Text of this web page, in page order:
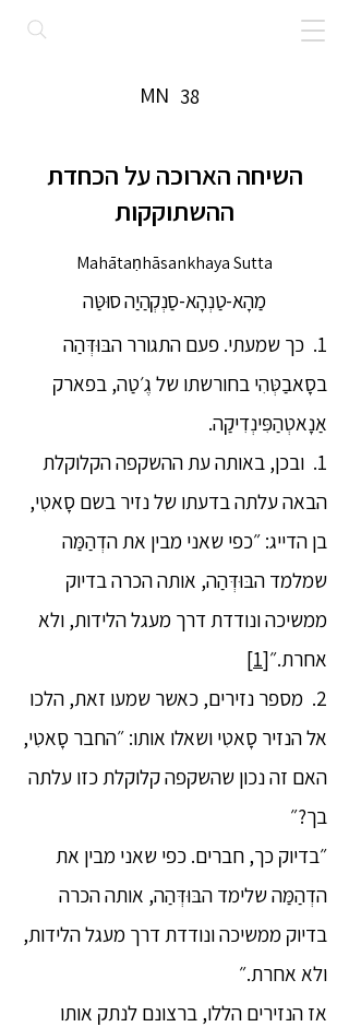
38
MN
השיחה הארוכה על הכחדת
ההשתוקקות
Mahātaṇhāsankhaya Sutta
מַהָא-טַנְהָא-סַנְקְהַיַה סוּטַּה
1. כך שמעתי. פעם התגורר הבּוּדְּהַה
בסָאבַטְּהִי בחורשתו של גֶ׳טַה, בפארק
אַנָאטְהַפִּינְדִיקַה.
1. ובכן, באותה עת ההשקפה הקלוקלת
הבאה עלתה בדעתו של נזיר בשם סָאטִי,
בן הדייג: ״כפי שאני מבין את הדְהַמַּה
שמלמד הבּוּדְּהַה, אותה הכרה בדיוק
ממשיכה ונודדת דרך מעגל הלידות, ולא
אחרת.״[1]
2. מספר נזירים, כאשר שמעו זאת, הלכו
אל הנזיר סָאטִי ושאלו אותו: ״החבר סָאטִי,
האם זה נכון שהשקפה קלוקלת כזו עלתה
בך?״
״בדיוק כך, חברים. כפי שאני מבין את
הדְהַמַּה שלימד הבּוּדְּהַה, אותה הכרה
בדיוק ממשיכה ונודדת דרך מעגל הלידות,
ולא אחרת.״
אז הנזירים הללו, ברצונם לנתק אותו